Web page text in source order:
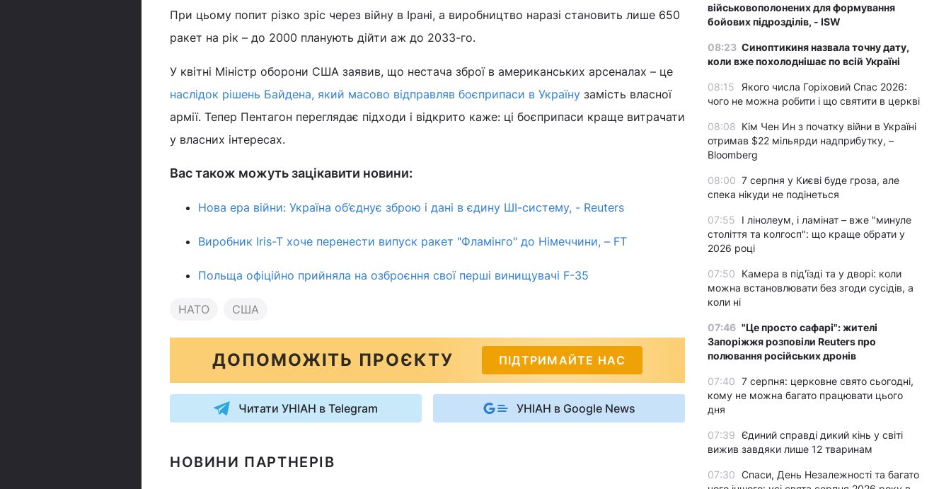
При цьому попит різко зріс через війну в Ірані, а виробництво наразі становить лише 650
ракет на рік – до 2000 планують дійти аж до 2033-го.
У квітні Міністр оборони США заявив, що нестача зброї в американських арсеналах – це
наслідок рішень Байдена, який масово відправляв боєприпаси в Україну замість власної
армії. Тепер Пентагон переглядає підходи і відкрито каже: ці боєприпаси краще витрачати
у власних інтересах.
Вас також можуть зацікавити новини:
Нова ера війни: Україна об’єднує зброю і дані в єдину ШІ-систему, - Reuters
Виробник Iris-T хоче перенести випуск ракет "Фламінго" до Німеччини, – FT
Польща офіційно прийняла на озброєння свої перші винищувачі F-35
НАТО США
ДОПОМОЖІТЬ ПРОЄКТУ ПІДТРИМАЙТЕ НАС
Читати УНІАН в Telegram УНІАН в Google News
НОВИНИ ПАРТНЕРІВ
військовополонених для формування
бойових підрозділів, - ISW
08:23 Синоптикиня назвала точну дату,
коли вже похолоднішає по всій Україні
08:15
Якого числа Горіховий Спас 2026:
чого не можна робити і що святити в церкві
08:08 Кім Чен Ин з початку війни в Україні
отримав $22 мільярди надприбутку, –
Bloomberg
08:00 7 серпня у Києві буде гроза, але
спека нікуди не подінеться
07:55
І лінолеум, і ламінат – вже "минуле
століття та колгосп": що краще обрати у
2026 році
07:50
Камера в під'їзді та у дворі: коли
можна встановлювати без згоди сусідів, а
коли ні
07:46 "Це просто сафарі": жителі
Запоріжжя розповіли Reuters про
полювання російських дронів
07:40 7 серпня: церковне свято сьогодні,
кому не можна багато працювати цього
дня
07:39 Єдиний справді дикий кінь у світі
вижив завдяки лише 12 тваринам
07:30 Спаси, День Незалежності та багато